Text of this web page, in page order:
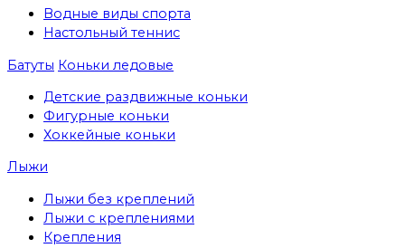
Водные виды спорта
Настольный теннис
Батуты Коньки ледовые
Детские раздвижные коньки
Фигурные коньки
Хоккейные коньки
Лыжи
Лыжи без креплений
Лыжи с креплениями
Крепления